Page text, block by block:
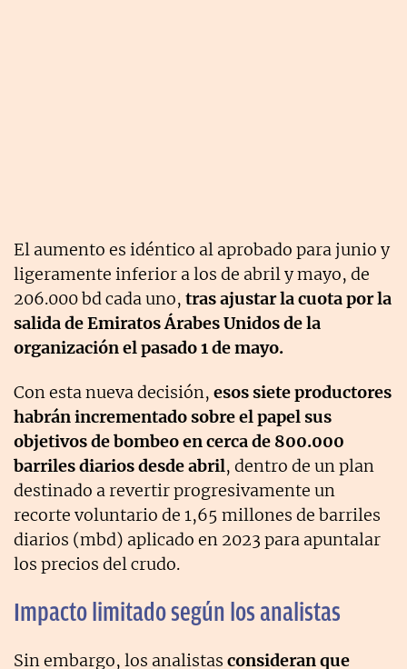
El aumento es idéntico al aprobado para junio y
ligeramente inferior a los de abril y mayo, de
206.000 bd cada uno, tras ajustar la cuota por la
salida de Emiratos Árabes Unidos de la
organización el pasado 1 de mayo.
Con esta nueva decisión, esos siete productores
habrán incrementado sobre el papel sus
objetivos de bombeo en cerca de 800.000
barriles diarios desde abril, dentro de un plan
destinado a revertir progresivamente un
recorte voluntario de 1,65 millones de barriles
diarios (mbd) aplicado en 2023 para apuntalar
los precios del crudo.
Impacto limitado según los analistas
Sin embargo, los analistas consideran que